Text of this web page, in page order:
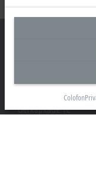
Hoofdkantoor
Beckhoff Automation
Oerkapkade 1C
Colofon